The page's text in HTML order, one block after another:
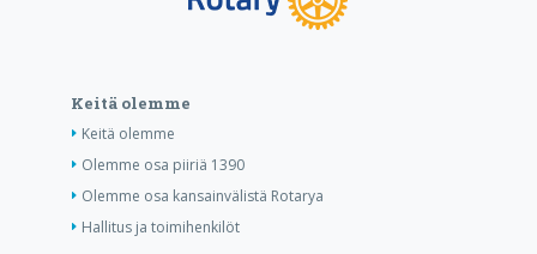
Keitä olemme
Keitä olemme
Olemme osa piiriä 1390
Olemme osa kansainvälistä Rotarya
Hallitus ja toimihenkilöt